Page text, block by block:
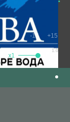
1.0
x1
-15 +15